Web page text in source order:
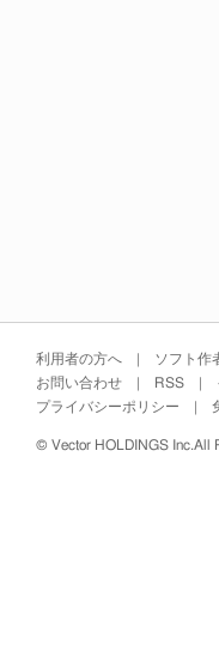
利用者の方へ | ソフト作
お問い合わせ | RSS |
プライバシーポリシー |
© Vector HOLDINGS Inc.All